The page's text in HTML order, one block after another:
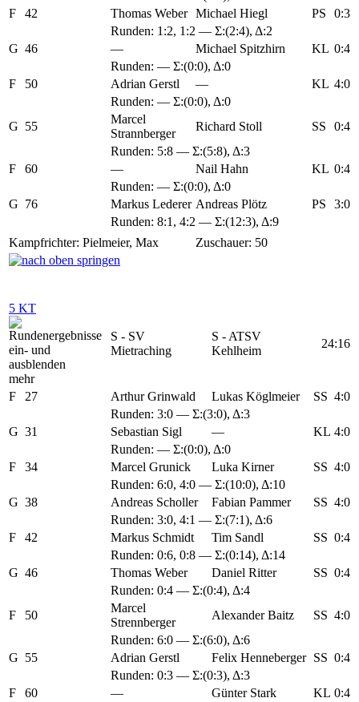
F
42 Thomas Weber Michael Hiegl PS
0:3
Runden: 1:2, 1:2 — Σ:(2:4), Δ:2
G 46 — Michael Spitzhirn KL 0:4
Runden: — Σ:(0:0), Δ:0
F
50 Adrian Gerstl — KL 4:0
Runden: — Σ:(0:0), Δ:0
G 55
Marcel
Strannberger
Richard Stoll SS
0:4
Runden: 5:8 — Σ:(5:8), Δ:3
F
60 — Nail Hahn KL 0:4
Runden: — Σ:(0:0), Δ:0
G 76 Markus Lederer Andreas Plötz PS
3:0
Runden: 8:1 , 4:2 — Σ:(12:3), Δ:9
Kampfrichter: Pielmeier, Max
Zuschauer: 50
5 KT
mehr
S - SV
Mietraching
S - ATSV
Kehlheim
24:16
F 27 Arthur Grinwald Lukas Köglmeier SS 4:0
Runden: 3:0 — Σ:(3:0), Δ:3
G 31 Sebastian Sigl — KL 4:0
Runden: — Σ:(0:0), Δ:0
F
34 Marcel Grunick Luka Kirner SS 4:0
Runden: 6:0, 4:0 — Σ:(10:0), Δ:10
G 38 Andreas Scholler Fabian Pammer SS 4:0
Runden: 3:0, 4:1 — Σ:(7:1), Δ:6
F
42 Markus Schmidt Tim Sandl SS 0:4
Runden: 0:6, 0:8 — Σ:(0:14), Δ:14
G 46 Thomas Weber Daniel Ritter SS 0:4
Runden: 0:4 — Σ:(0:4), Δ:4
F
50
Marcel
Strennberger
Alexander Baitz SS 4:0
Runden: 6:0 — Σ:(6:0), Δ:6
G 55 Adrian Gerstl Felix Henneberger SS 0:4
Runden: 0:3 — Σ:(0:3), Δ:3
F
60 — Günter Stark KL 0:4